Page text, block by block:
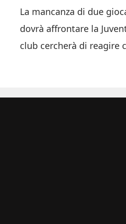
La mancanza di due
dovrà affrontare la
club cercherà di reagire